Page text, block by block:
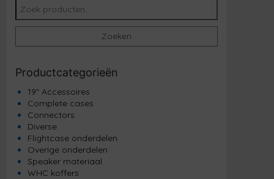
Zoeken naar:
Zoeken
Productcategorieën
19" Accessoires
Complete cases
Connectors
Diverse
Flightcase onderdelen
Overige onderdelen
Speaker materiaal
WHC koffers